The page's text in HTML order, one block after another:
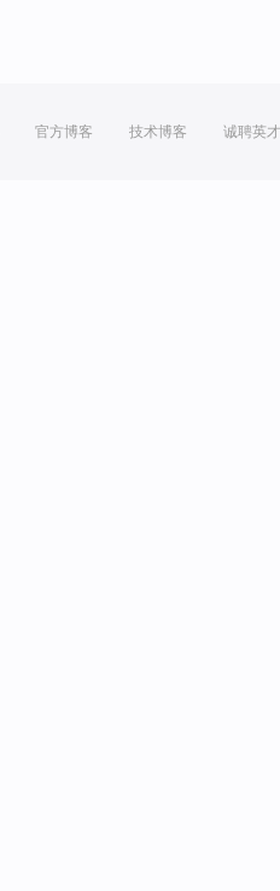
官方博客 技术博客 诚聘英才